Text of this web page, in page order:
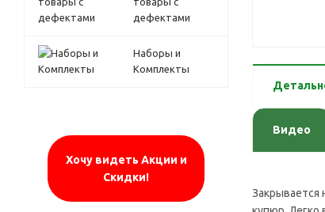
Видео
дефектами
Наборы и
Комплекты
Хочу видеть Акции и
Скидки!